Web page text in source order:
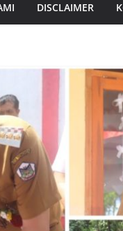
DISCLAIMER